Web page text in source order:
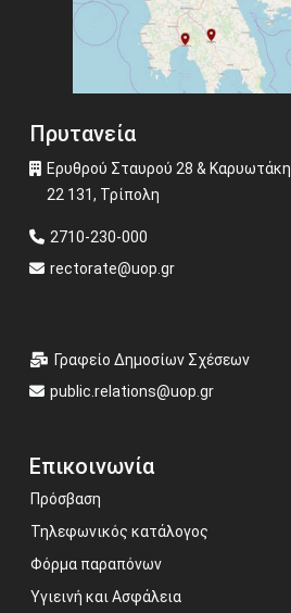
Πρυτανεία
Ερυθρού Σταυρού 28 & Καρυωτάκη
22 131, Τρίπολη
2710-230-000
rectorate@uop.gr
Γραφείο Δημοσίων Σχέσεων
public.relations@uop.gr
Επικοινωνία
Πρόσβαση
Τηλεφωνικός κατάλογος
Φόρμα παραπόνων
Υγιεινή και Ασφάλεια